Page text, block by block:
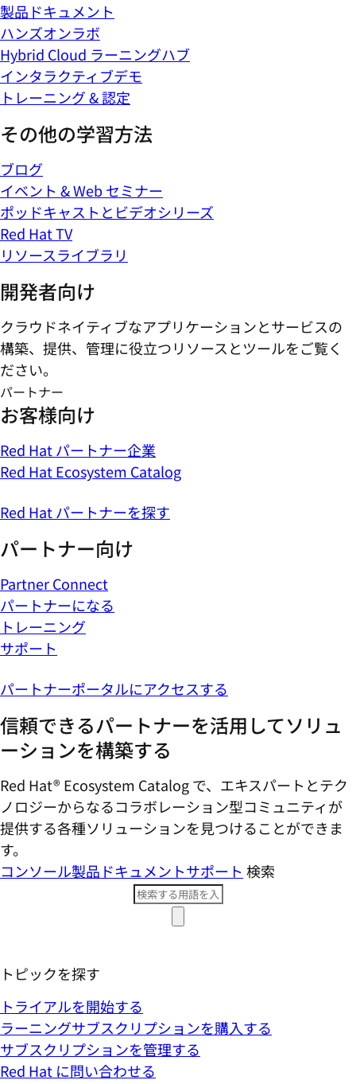
製品ドキュメント
ハンズオンラボ
Hybrid Cloud ラーニングハブ
インタラクティブデモ
トレーニング & 認定
その他の学習方法
ブログ
イベント & Web セミナー
ポッドキャストとビデオシリーズ
Red Hat TV
リソースライブラリ
開発者向け
クラウドネイティブなアプリケーションとサービスの
構築、提供、管理に役立つリソースとツールをご覧く
ださい。
パートナー
お客様向け
Red Hat パートナー企業
Red Hat Ecosystem Catalog
Red Hat パートナーを探す
パートナー向け
Partner Connect
パートナーになる
トレーニング
サポート
パートナーポータルにアクセスする
信頼できるパートナーを活用してソリュ
ーションを構築する
Red Hat® Ecosystem Catalog で、エキスパートとテク
ノロジーからなるコラボレーション型コミ​ュニティが
提供する各種ソリューションを見つけることができま
す。
コンソール製品ドキュメントサポート 検索
トピックを探す
トライアルを開始する
ラーニングサブスクリプションを購入する
サブスクリプションを管理する
Red Hat に問い合わせる